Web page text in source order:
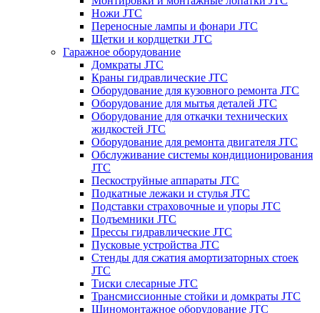
Ножи JTC
Переносные лампы и фонари JTC
Щетки и кордщетки JTC
Гаражное оборудование
Домкраты JTC
Краны гидравлические JTC
Оборудование для кузовного ремонта JTC
Оборудование для мытья деталей JTC
Оборудование для откачки технических
жидкостей JTC
Оборудование для ремонта двигателя JTC
Обслуживание системы кондиционирования
JTC
Пескоструйные аппараты JTC
Подкатные лежаки и стулья JTC
Подставки страховочные и упоры JTC
Подъемники JTC
Прессы гидравлические JTC
Пусковые устройства JTC
Стенды для сжатия амортизаторных стоек
JTC
Тиски слесарные JTC
Трансмиссионные стойки и домкраты JTC
Шиномонтажное оборудование JTC